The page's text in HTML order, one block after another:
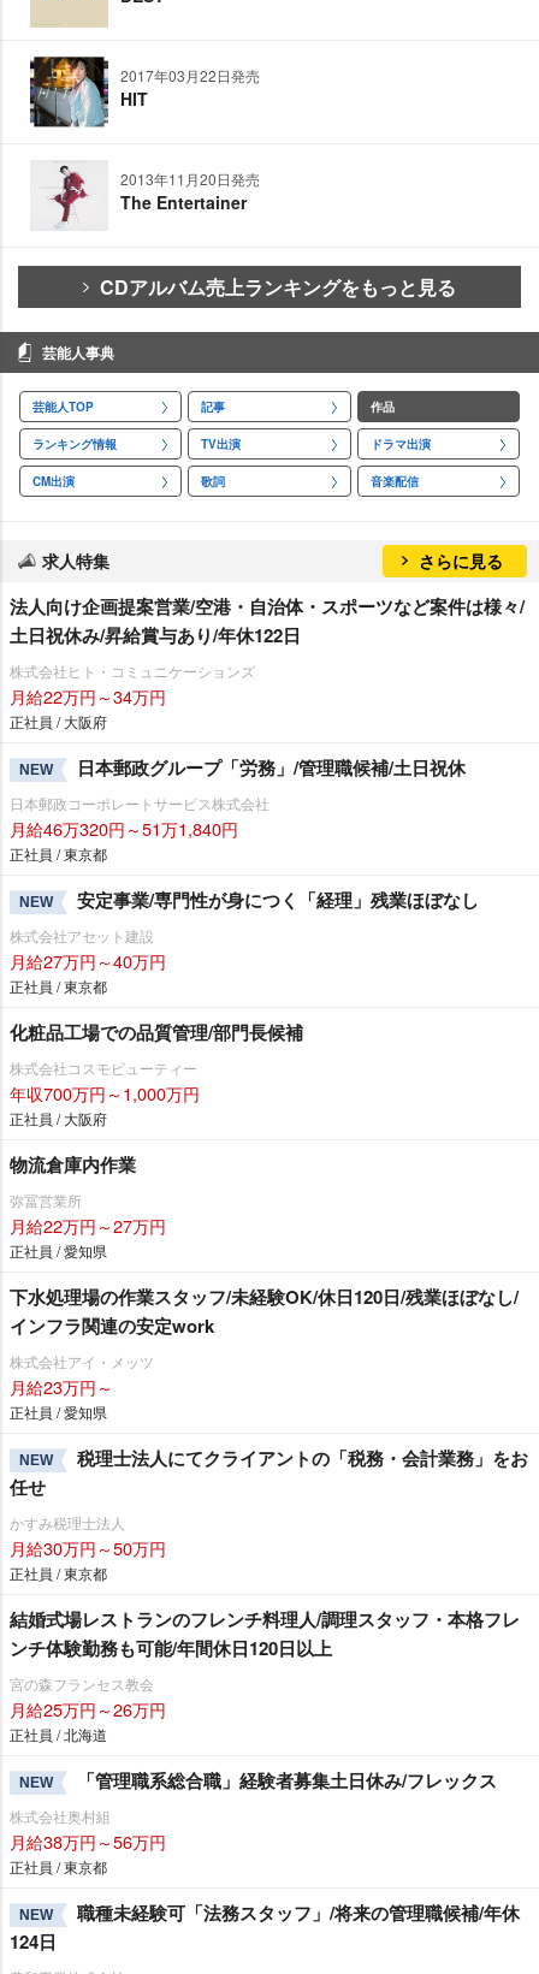
2017年03月22日発売
HIT
2013年11月20日発売
The Entertainer
CDアルバム売上ランキングをもっと見る
芸能人事典
芸能人TOP 記事 作品
ランキング情報 TV出演 ドラマ出演
CM出演 歌詞 音楽配信
求人特集 さらに見る
法人向け企画提案営業/空港・自治体・スポーツなど案件は様々/
土日祝休み/昇給賞与あり/年休122日
株式会社ヒト・コミュニケーションズ
月給22万円～34万円
正社員 / 大阪府
NEW 日本郵政グループ「労務」/管理職候補/土日祝休
日本郵政コーポレートサービス株式会社
月給46万320円～51万1,840円
正社員 / 東京都
NEW 安定事業/専門性が身につく「経理」残業ほぼなし
株式会社アセット建設
月給27万円～40万円
正社員 / 東京都
化粧品工場での品質管理/部門長候補
株式会社コスモビューティー
年収700万円～1,000万円
正社員 / 大阪府
物流倉庫内作業
弥冨営業所
月給22万円～27万円
正社員 / 愛知県
下水処理場の作業スタッフ/未経験OK/休日120日/残業ほぼなし/
インフラ関連の安定work
株式会社アイ・メッツ
月給23万円～
正社員 / 愛知県
NEW
税理士法人にてクライアントの「税務・会計業務」をお
任せ
かすみ税理士法人
月給30万円～50万円
正社員 / 東京都
結婚式場レストランのフレンチ料理人/調理スタッフ・本格フレ
ンチ体験勤務も可能/年間休日120日以上
宮の森フランセス教会
月給25万円～26万円
正社員 / 北海道
NEW 「管理職系総合職」経験者募集土日休み/フレックス
株式会社奥村組
月給38万円～56万円
正社員 / 東京都
NEW
職種未経験可「法務スタッフ」/将来の管理職候補/年休
124日